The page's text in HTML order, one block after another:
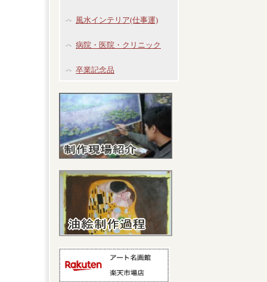
風水インテリア(仕事運)
病院・医院・クリニック
卒業記念品